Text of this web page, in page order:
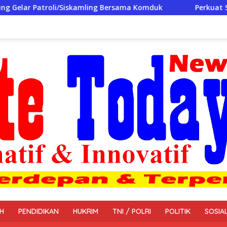
Bersama Komduk Perkuat Sinergi, Jaga Keamanan
PENDIDIKAN HUKRIM TNI / POLRI POLITIK